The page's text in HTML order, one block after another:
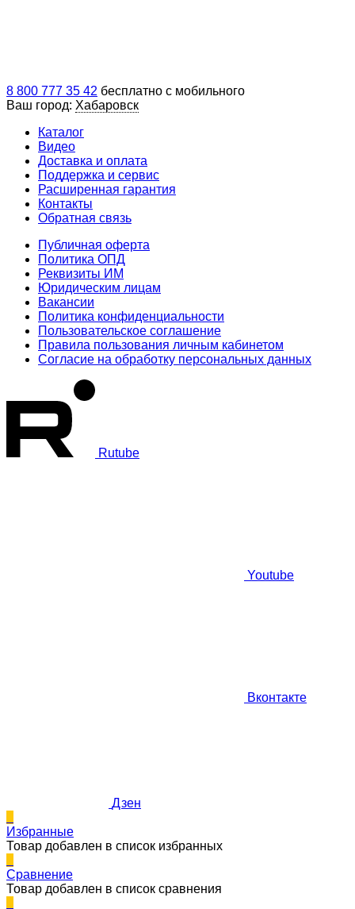
8 800 777 35 42 бесплатно с мобильного
Ваш город: Хабаровск
Каталог
Видео
Доставка и оплата
Поддержка и сервис
Расширенная гарантия
Контакты
Обратная связь
Публичная оферта
Политика ОПД
Реквизиты ИМ
Юридическим лицам
Вакансии
Политика конфиденциальности
Пользовательское соглашение
Правила пользования личным кабинетом
Согласие на обработку персональных данных
Rutube
Youtube
Вконтакте
Дзен
Избранные
Товар добавлен в список избранных
Сравнение
Товар добавлен в список сравнения